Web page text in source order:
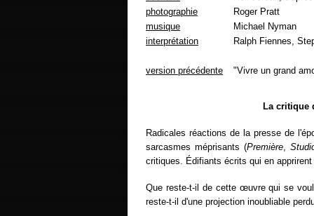
photographie
Roger Pratt
musique
Michael Nyman
interprétation
Ralph Fiennes,
version précédente "Vivre un grand
La critique
Radicales réactions de la presse de
sarcasmes méprisants (Première,
critiques. Édifiants écrits qui en
Que reste-t-il de cette œuvre qui se
reste-t-il d'une projection inoubliable